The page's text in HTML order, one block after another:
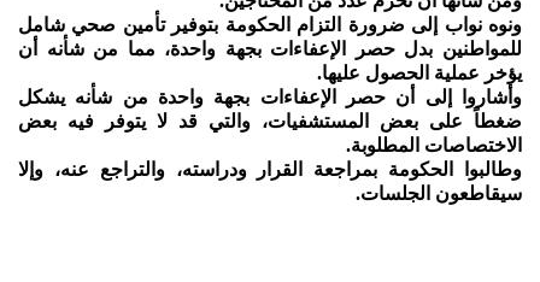
ونوه نواب إلى ضرورة التزام الحكومة بتوفير تأمين صحي شامل
للمواطنين بدل حصر الإعفاءات بجهة واحدة، مما من شأنه أن
يؤخر عملية الحصول عليها.
وأشاروا إلى أن حصر الإعفاءات بجهة واحدة من شأنه يشكل
ضغطاً على بعض المستشفيات، والتي قد لا يتوفر فيه بعض
الاختصاصات المطلوبة.
وطالبوا الحكومة بمراجعة القرار ودراسته، والتراجع عنه، وإلا
سيقاطعون الجلسات.